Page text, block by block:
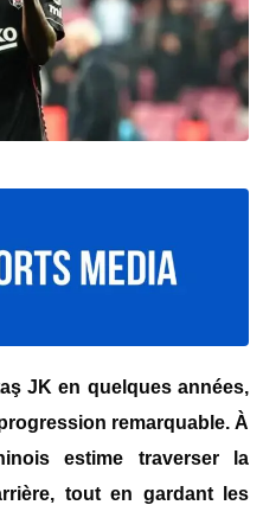
JK en quelques années,
remarquable. À
estime traverser la
tout en gardant les